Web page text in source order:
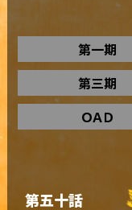
第一期
第三期
ＯＡＤ
第五十話